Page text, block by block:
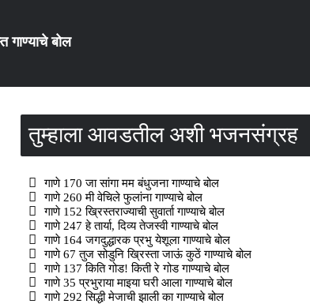
बोल
तुम्हाला आवडतील अशी भजनसंग्रह
गाणे 170 जा सांगा मम बंधुजना गाण्याचे बोल
गाणे 260 मी वेचिले फुलांना गाण्याचे बोल
गाणे 152 ख्रिस्तराज्याची सुवार्ता गाण्याचे बोल
गाणे 247 हे तार्या, दिव्य तेजस्वी गाण्याचे बोल
गाणे 164 जगदुद्धारक प्रभु येशूला गाण्याचे बोल
गाणे 67 तुज सोडुनि ख्रिस्ता जाऊं कुठें गाण्याचे बोल
गाणे 137 किति गोड! किती रे गोड गाण्याचे बोल
गाणे 35 प्रभुराया माइया घरी आला गाण्याचे बोल
गाणे 292 सिद्धी मेजाची झाली का गाण्याचे बोल